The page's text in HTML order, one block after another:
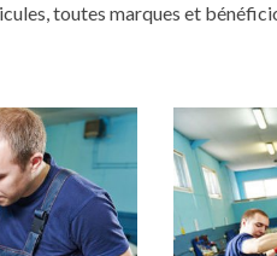
toutes marques et